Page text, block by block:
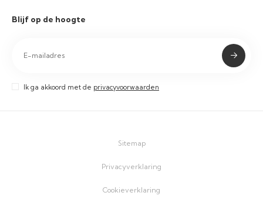
Blijf op de hoogte
Ik ga akkoord met de privacyvoorwaarden
Sitemap
Privacyverklaring
Cookieverklaring